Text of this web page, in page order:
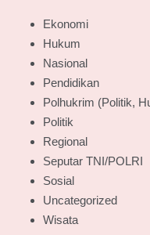
Ekonomi
Hukum
Nasional
Pendidikan
Polhukrim (Politik,
Politik
Regional
Seputar TNI/POLRI
Sosial
Uncategorized
Wisata